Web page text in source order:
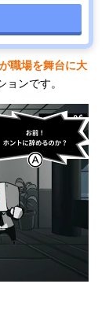
職場を舞台に大
ンです。